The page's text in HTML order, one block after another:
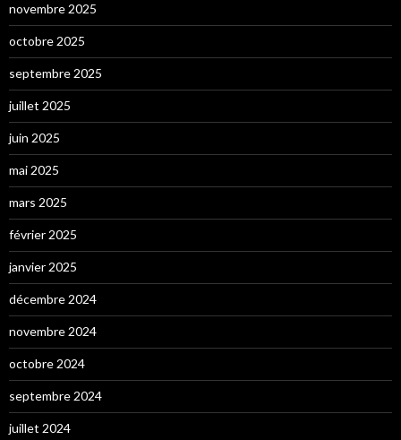
novembre 2025
octobre 2025
septembre 2025
juillet 2025
juin 2025
mai 2025
mars 2025
février 2025
janvier 2025
décembre 2024
novembre 2024
octobre 2024
septembre 2024
juillet 2024